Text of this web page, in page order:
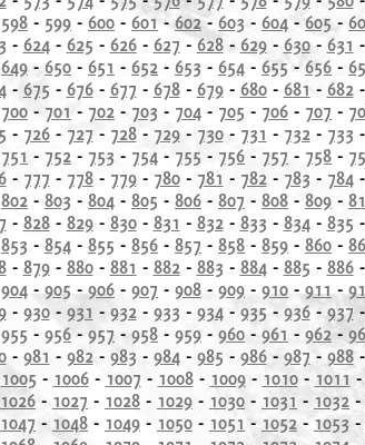
598 - 599 - 600 - 601 - 602- 603 - 604 - 605 -
- 624- 625 - 626- 627 -628- 629- 630- 631 -
649 - 650 - 651 - 652 - 653 - 654 - 655 - 656 -
- 675 - 676- 677 - 678- 679- 680- 681 - 682-
700 - 701 - 702 - 703 - 704 - 705 - 706 - 707 -
- 726- 727 - 728- 729- 730- 731 - 732- 733 -
751 - 752 - 753 - 754 - 755 - 756 - 757 - 758 -
- 777 - 778- 779- 780- 781 - 782- 783 - 784-
802 - 803 - 804 - 805 - 806 - 807 - 808 - 809 -
- 828- 829- 830- 831 - 832- 833 - 834- 835 -
853 - 854 - 855 - 856 - 857 - 858 - 859 - 860 -
- 879- 880- 881 - 882- 883 - 884- 885 - 886-
904 -905 -906 - 907 - 908 - 909 - 910 -911 -
- 930- 931 - 932- 933 - 934- 935 - 936- 937 -
955 - 956 - 957 - 958 - 959 - 960 - 961 - 962-
- 981 - 982- 983 - 984- 985 - 986- 987 - 988
1005 - 1006- 1007 - 1008- 1009- 1010- 1011 -
1026 - 1027 - 1028 - 1029 - 1030 - 1031 - 1032 -
1047 - 1048 - 1049 - 1050 - 1051 - 1052 - 1053 -